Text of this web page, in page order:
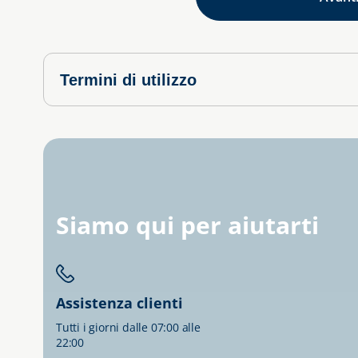
Termini di utilizzo
Siamo qui per aiutarti
Assistenza clienti
Tutti i giorni dalle 07:00 alle
22:00